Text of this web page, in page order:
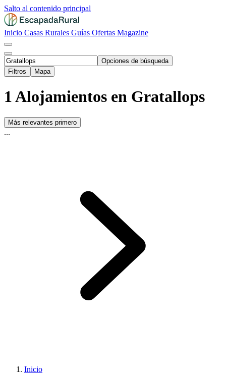
Salto al contenido principal
Inicio Casas Rurales Guías Ofertas Magazine
Opciones de búsqueda
Filtros
Mapa
1 Alojamientos en Gratallops
Más relevantes primero
...
Inicio